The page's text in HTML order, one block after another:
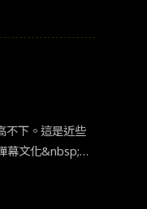
相柳與小夭的
仍有不少書粉
愧的爆劇。
不下。這是近些
。讓觀眾得以